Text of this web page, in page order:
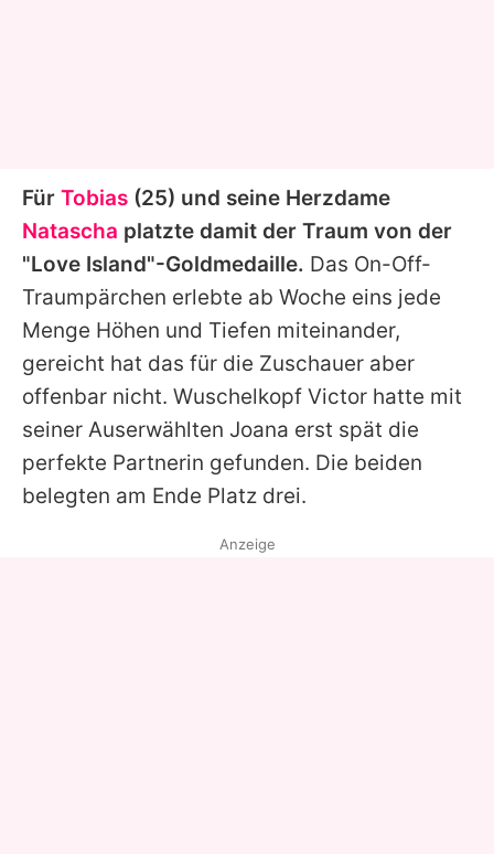
Für Tobias (25) und seine Herzdame
Natascha platzte damit der Traum von der
"Love Island"-Goldmedaille. Das On-Off-
Traumpärchen erlebte ab Woche eins jede
Menge Höhen und Tiefen miteinander,
gereicht hat das für die Zuschauer aber
offenbar nicht. Wuschelkopf Victor hatte mit
seiner Auserwählten Joana erst spät die
perfekte Partnerin gefunden. Die beiden
belegten am Ende Platz drei.
Anzeige